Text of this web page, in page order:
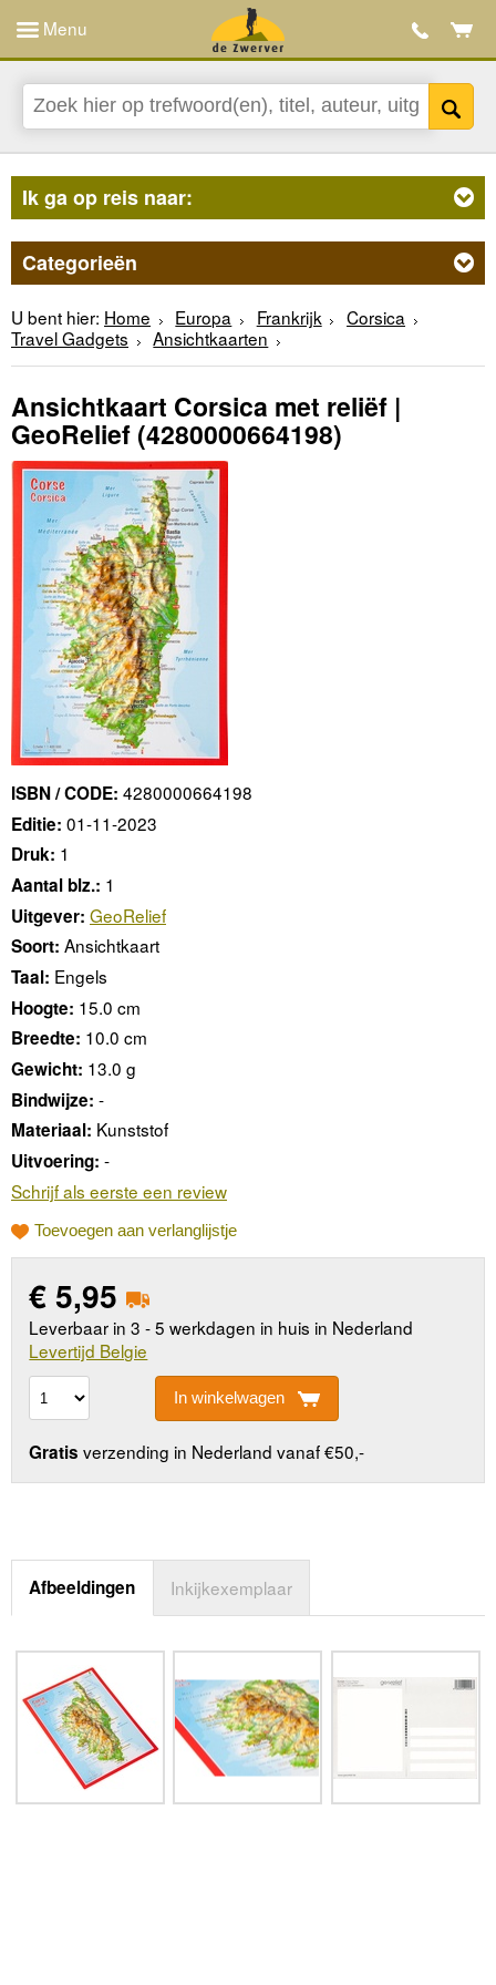
Menu
Ik ga op reis naar:
Categorieën
U bent hier: Home Europa Frankrijk
Corsica
Travel Gadgets
Ansichtkaarten
Ansichtkaart Corsica met reliëf |
GeoRelief (4280000664198)
ISBN / CODE: 4280000664198
Editie: 01-11-2023
Druk: 1
Aantal blz.: 1
Uitgever: GeoRelief
Soort: Ansichtkaart
Taal: Engels
Hoogte: 15.0 cm
Breedte: 10.0 cm
Gewicht: 13.0 g
Bindwijze: -
Materiaal: Kunststof
Uitvoering: -
Schrijf als eerste een review
Toevoegen aan verlanglijstje
€5,95
Leverbaar in 3 - 5 werkdagen in huis in Nederland
Levertijd Belgie
In winkelwagen
Gratis verzending in Nederland vanaf €50,-
Afbeeldingen Inkijkexemplaar